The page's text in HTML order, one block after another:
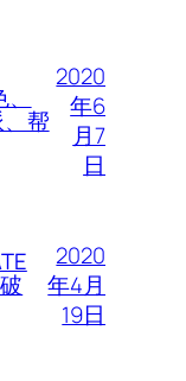
帮
2020
年6
月7
日
2020
年4月
19日